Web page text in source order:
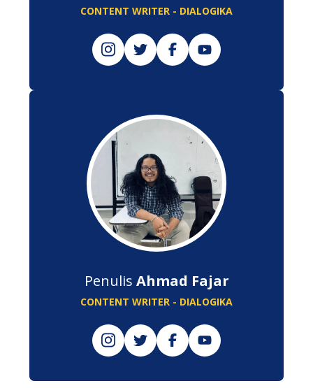
CONTENT WRITER - DIALOGIKA
Penulis Ahmad Fajar
CONTENT WRITER - DIALOGIKA